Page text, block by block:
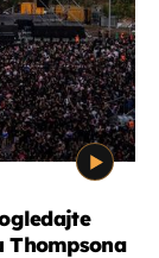
Thompsona